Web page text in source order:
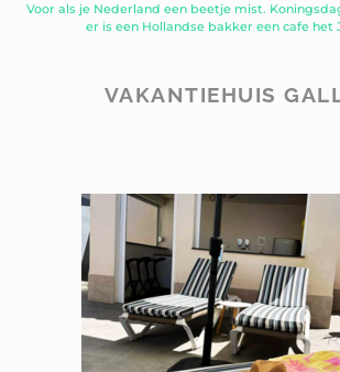
Voor als je Nederland een beetje mist.
er is een Hollandse bakker een cafe het
VAKANTIEHUIS